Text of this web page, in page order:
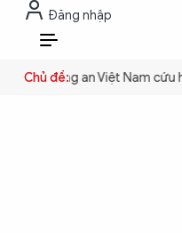
Đăng nhập
VI
Chủ đề:
Công an Việt Nam cứu